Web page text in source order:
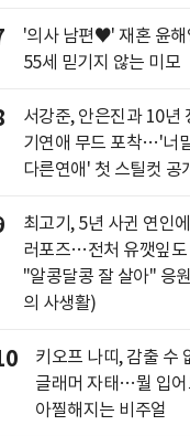
'의사 남편♥' 재혼 윤해
55세 믿기지 않는 미모
서강준, 안은진과 10년
기연애 무드 포착…'너
다른연애' 첫 스틸컷 공
최고기, 5년 사귄 연인
러포즈…전처 유깻잎도
"알콩달콩 잘 살아" 응
의 사생활)
키오프 나띠, 감출 수
글래머 자태…뭘 입
아찔해지는 비주얼